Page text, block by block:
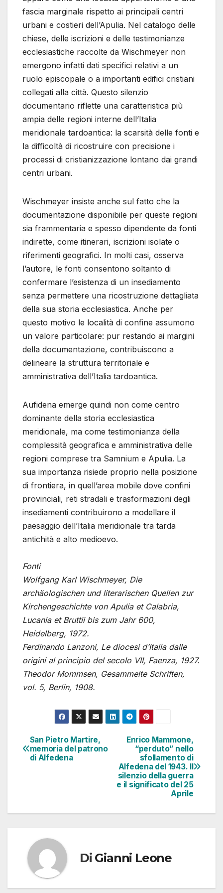
fascia marginale rispetto ai principali centri
urbani e costieri dell’Apulia. Nel catalogo delle
chiese, delle iscrizioni e delle testimonianze
ecclesiastiche raccolte da Wischmeyer non
emergono infatti dati specifici relativi a un
ruolo episcopale o a importanti edifici cristiani
collegati alla città. Questo silenzio
documentario riflette una caratteristica più
ampia delle regioni interne dell’Italia
meridionale tardoantica: la scarsità delle fonti e
la difficoltà di ricostruire con precisione i
processi di cristianizzazione lontano dai grandi
centri urbani.
Wischmeyer insiste anche sul fatto che la
documentazione disponibile per queste regioni
sia frammentaria e spesso dipendente da fonti
indirette, come itinerari, iscrizioni isolate o
riferimenti geografici. In molti casi, osserva
l’autore, le fonti consentono soltanto di
confermare l’esistenza di un insediamento
senza permettere una ricostruzione dettagliata
della sua storia ecclesiastica. Anche per
questo motivo le località di confine assumono
un valore particolare: pur restando ai margini
della documentazione, contribuiscono a
delineare la struttura territoriale e
amministrativa dell’Italia tardoantica.
Aufidena emerge quindi non come centro
dominante della storia ecclesiastica
meridionale, ma come testimonianza della
complessità geografica e amministrativa delle
regioni comprese tra Samnium e Apulia. La
sua importanza risiede proprio nella posizione
di frontiera, in quell’area mobile dove confini
provinciali, reti stradali e trasformazioni degli
insediamenti contribuirono a modellare il
paesaggio dell’Italia meridionale tra tarda
antichità e alto medioevo.
Fonti
Wolfgang Karl Wischmeyer, Die
archäologischen und literarischen Quellen zur
Kirchengeschichte von Apulia et Calabria,
Lucania et Bruttii bis zum Jahr 600,
Heidelberg, 1972.
Ferdinando Lanzoni, Le diocesi d’Italia dalle
origini al principio del secolo VII, Faenza, 1927.
Theodor Mommsen, Gesammelte Schriften,
vol. 5, Berlin, 1908.
Navigazione
articoli
Enrico Mammone,
“perduto” nello
sfollamento di
Alfedena del 1943. Il
silenzio della guerra
e il significato del 25
Aprile
San Pietro Martire,
memoria del patrono
di Alfedena
Di Gianni Leone